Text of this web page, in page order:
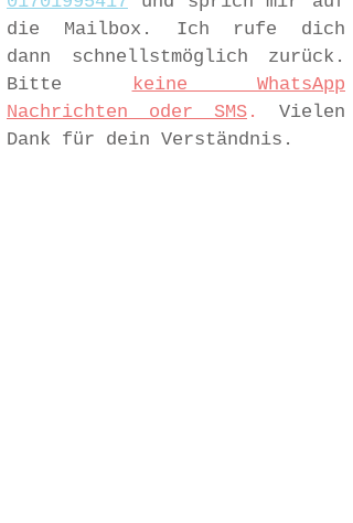
die Mailbox. Ich rufe dich
dann schnellstmöglich zurück.
Bitte
keine WhatsApp
Nachrichten oder SMS .
Vielen
Dank für dein Verständnis.